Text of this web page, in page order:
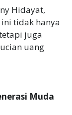
Hidayat,
tidak hanya
juga
uang
Muda